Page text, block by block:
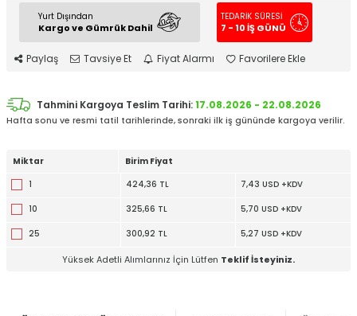
Yurt Dışından
Kargo ve Gümrük Dahil
TEDARİK SÜRESİ
7 - 10 İŞ GÜNÜ
Paylaş Tavsiye Et Fiyat Alarmı Favorilere Ekle
Tahmini Kargoya Teslim Tarihi:17.08.2026 - 22.08.2026
Hafta sonu ve resmi tatil tarihlerinde, sonraki ilk iş gününde kargoya verilir.
Miktar
Birim Fiyat
1
424,36 TL 7,43 USD +KDV
10 325,66 TL 5,70 USD +KDV
25 300,92 TL 5,27 USD +KDV
Yüksek Adetli Alımlarınız İçin Lütfen Teklif İsteyiniz.